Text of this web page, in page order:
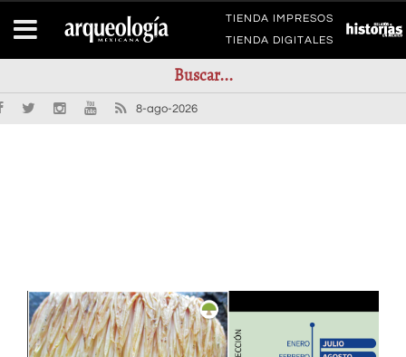
TIENDA IMPRESOS
TIENDA DIGITALES
8-ago-2026